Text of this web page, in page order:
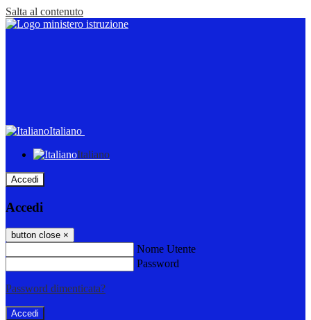
Salta al contenuto
Italiano
Italiano
Accedi
Accedi
button close ×
Nome Utente
Password
Password dimenticata?